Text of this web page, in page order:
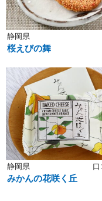
静岡県
桜えびの舞
静岡県
みかんの花咲く丘